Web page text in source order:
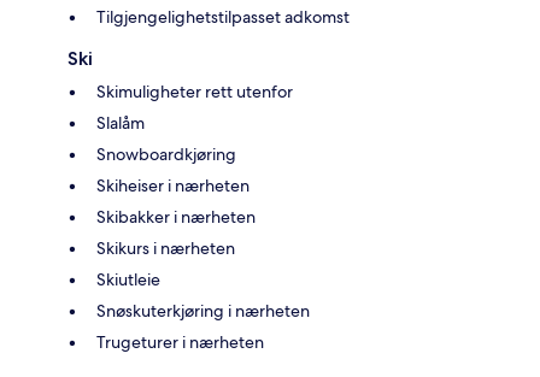
Tilgjengelighetstilpasset adkomst
Ski
Skimuligheter rett utenfor
Slalåm
Snowboardkjøring
Skiheiser i nærheten
Skibakker i nærheten
Skikurs i nærheten
Skiutleie
Snøskuterkjøring i nærheten
Trugeturer i nærheten